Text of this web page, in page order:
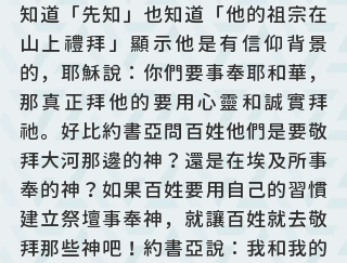
知道「先知」也知道「他的祖宗在
山上禮拜」顯示他是有信仰背景
的，耶穌說：你們要事奉耶和華，
那真正拜他的要用心靈和誠實拜
祂。好比約書亞問百姓他們是要敬
拜大河那邊的神？還是在埃及所事
奉的神？如果百姓要用自己的習慣
建立祭壇事奉神，就讓百姓就去敬
拜那些神吧！約書亞說：我和我的